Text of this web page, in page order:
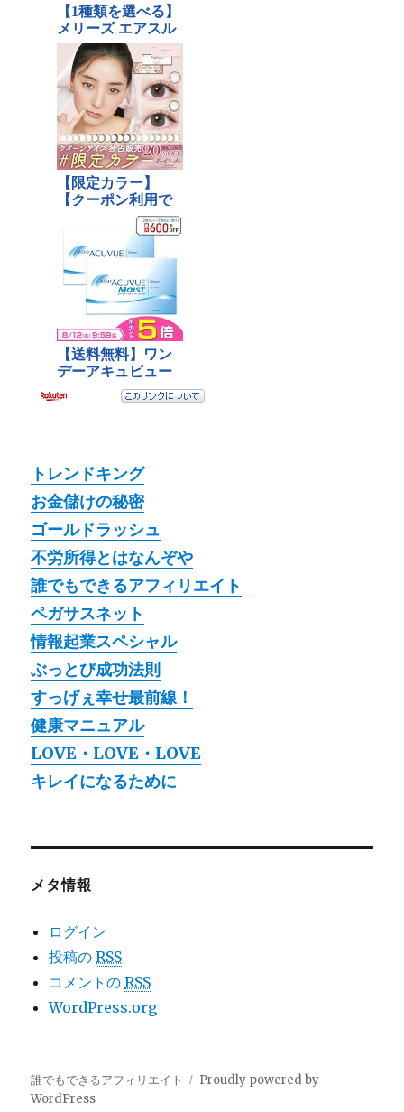
トレンドキング
お金儲けの秘密
ゴールドラッシュ
不労所得とはなんぞや
誰でもできるアフィリエイト
ペガサスネット
情報起業スペシャル
ぶっとび成功法則
すっげぇ幸せ最前線！
健康マニュアル
LOVE・LOVE・LOVE
キレイになるために
メタ情報
ログイン
投稿のRSS
コメントのRSS
WordPress.org
誰でもできるアフィリエイト
Proudly powered by
WordPress